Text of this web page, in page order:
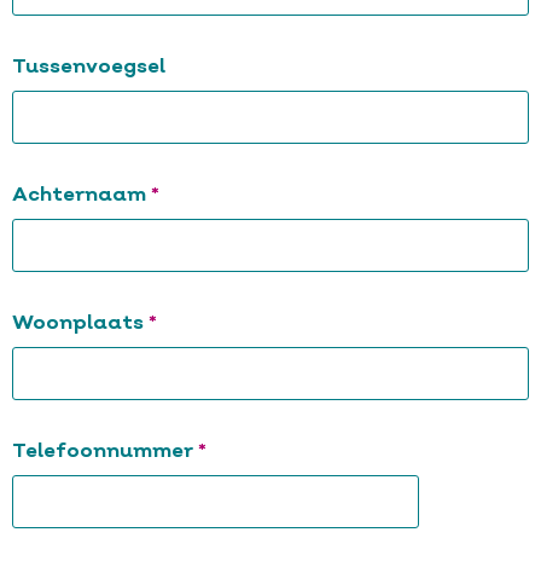
Tussenvoegsel
Achternaam Verplicht
Woonplaats Verplicht
Telefoonnummer Verplicht